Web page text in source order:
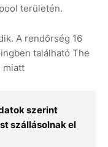
területén.
A rendőrség 16
található The
miatt
szerint
szállásolnak el